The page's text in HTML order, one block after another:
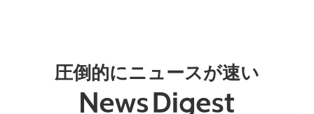
圧倒的にニュースが速い